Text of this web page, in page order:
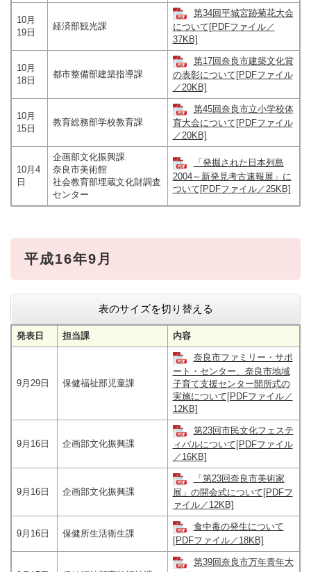
10月
19日
経済部観光課
第34回平城宮跡菊花大会
について[PDFファイル／
37KB]
10月
18日
都市整備部建築指導課
第17回奈良市建築文化賞
の表彰について[PDFファイル
／20KB]
10月
15日
教育総務部学校教育課
第45回奈良市立小学校体
育大会について[PDFファイル
／20KB]
10月4
日
企画部文化振興課
奈良市美術館
社会教育部埋蔵文化財調査
センター
「発掘された日本列島
2004～新発見考古速報展」に
ついて[PDFファイル／25KB]
平成16年9月
表のサイズを切り替える
発表日 担当課 内容
9月29日 保健福祉部児童課
奈良市ファミリー・サポ
ート・センター、奈良市地域
子育て支援センター開所式の
実施について[PDFファイル／
12KB]
9月16日 企画部文化振興課
第23回市民文化フェステ
ィバルについて[PDFファイル
／16KB]
9月16日 企画部文化振興課
「第23回奈良市美術家
展」の開会式について[PDFフ
ァイル／12KB]
9月16日 保健所生活衛生課
食中毒の発生について
[PDFファイル／18KB]
第39回奈良市万年青年大